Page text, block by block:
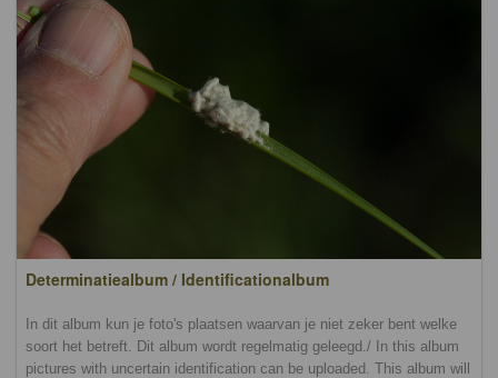
Determinatiealbum / Identificationalbum
In dit album kun je foto's plaatsen waarvan je niet zeker bent welke
soort het betreft. Dit album wordt regelmatig geleegd./ In this album
pictures with uncertain identification can be uploaded. This album will